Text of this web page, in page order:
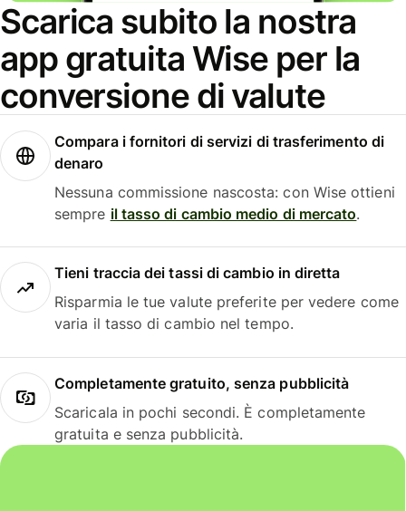
Scarica subito la nostra
app gratuita Wise per la
conversione di valute
Compara i fornitori di servizi di trasferimento di
denaro
Nessuna commissione nascosta: con Wise ottieni
sempre il tasso di cambio medio di mercato.
Tieni traccia dei tassi di cambio in diretta
Risparmia le tue valute preferite per vedere come
varia il tasso di cambio nel tempo.
Completamente gratuito, senza pubblicità
Scaricala in pochi secondi. È completamente
gratuita e senza pubblicità.